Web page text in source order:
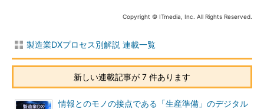
Copyright © ITmedia, Inc. All Rights Reserved.
製造業DXプロセス別解説 連載一覧
新しい連載記事が 7 件あります
情報とのモノの接点である「生産準備」のデジタル